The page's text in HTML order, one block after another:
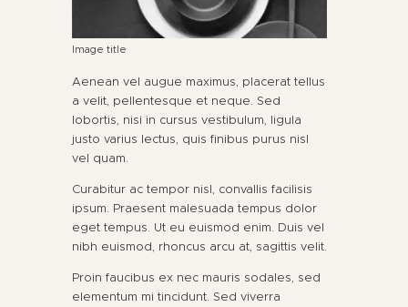
Image title
Aenean vel augue maximus, placerat tellus
a velit, pellentesque et neque. Sed
lobortis, nisi in cursus vestibulum, ligula
justo varius lectus, quis finibus purus nisl
vel quam.
Curabitur ac tempor nisl, convallis facilisis
ipsum. Praesent malesuada tempus dolor
eget tempus. Ut eu euismod enim. Duis vel
nibh euismod, rhoncus arcu at, sagittis velit.
Proin faucibus ex nec mauris sodales, sed
elementum mi tincidunt. Sed viverra